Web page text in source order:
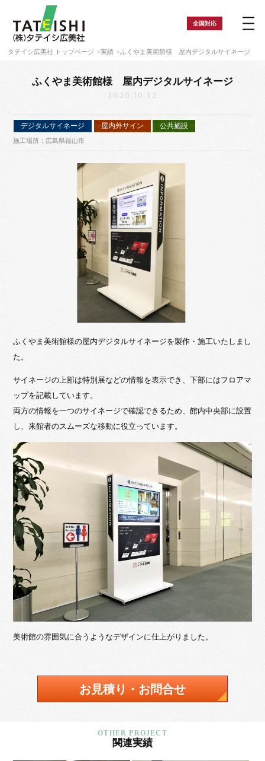
全国対応
タテイシ広美社 トップページ 実績 ふくやま美術館様 屋内デジタルサイネージ
ふくやま美術館様 屋内デジタルサイネージ
2020.10.12
デジタルサイネージ 屋内外サイン 公共施設
施工場所：広島県福山市
ふくやま美術館様の屋内デジタルサイネージを製作・施工いたしまし
た。
サイネージの上部は特別展などの情報を表示でき、下部にはフロアマ
ップを記載しています。
両方の情報を一つのサイネージで確認できるため、館内中央部に設置
し、来館者のスムーズな移動に役立っています。
美術館の雰囲気に合うようなデザインに仕上がりました。
お見積り・お問合せ
関連実績